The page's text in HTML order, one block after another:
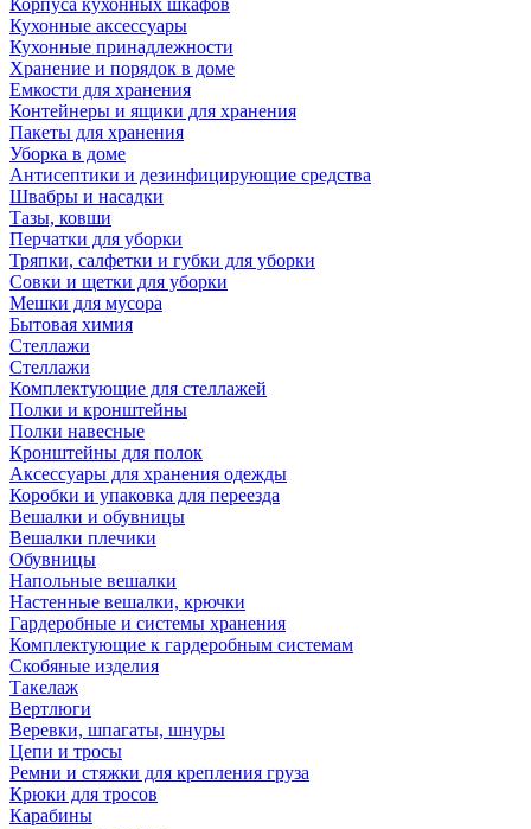
Корпуса кухонных шкафов
Кухонные аксессуары
Кухонные принадлежности
Хранение и порядок в доме
Емкости для хранения
Контейнеры и ящики для хранения
Пакеты для хранения
Уборка в доме
Антисептики и дезинфицирующие средства
Швабры и насадки
Тазы, ковши
Перчатки для уборки
Тряпки, салфетки и губки для уборки
Совки и щетки для уборки
Мешки для мусора
Бытовая химия
Стеллажи
Стеллажи
Комплектующие для стеллажей
Полки и кронштейны
Полки навесные
Кронштейны для полок
Аксессуары для хранения одежды
Коробки и упаковка для переезда
Вешалки и обувницы
Вешалки плечики
Обувницы
Напольные вешалки
Настенные вешалки, крючки
Гардеробные и системы хранения
Комплектующие к гардеробным системам
Скобяные изделия
Такелаж
Вертлюги
Веревки, шпагаты, шнуры
Цепи и тросы
Ремни и стяжки для крепления груза
Крюки для тросов
Карабины